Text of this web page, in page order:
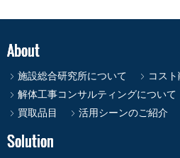
施設総合研究所について
コス
解体工事コンサルティングについて
買取品目
活用シーンのご紹介